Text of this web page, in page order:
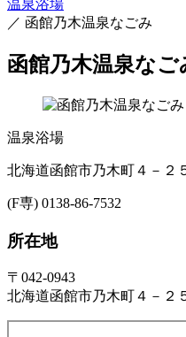
温泉浴場
／ 函館乃木温泉なごみ
函館乃木温泉なご
温泉浴場
北海道函館市乃木町４－２
(F専) 0138-86-7532
所在地
〒042-0943
北海道函館市乃木町４－２